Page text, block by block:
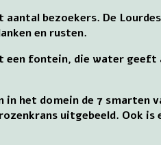
bezoekers. De
en rusten.
een fontein, die water geeft
in het domein de 7 smarten
uitgebeeld. Ook is